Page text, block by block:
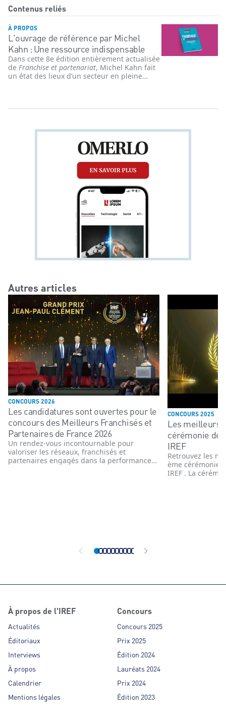
Contenus reliés
À PROPOS
L'ouvrage de référence par Michel
Kahn : Une ressource indispensable
Dans cette 8e édition entièrement actualisée
de Franchise et partenariat, Michel Kahn fait
un état des lieux d’un secteur en pleine
le développement d'un réseau, notamment :
éviter, quelles nouveautés contractuelles et
Autres articles
CONCOURS 2026
Les candidatures sont ouvertes pour le
concours des Meilleurs Franchisés et
Partenaires de France 2026
Un rendez-vous incontournable pour
valoriser les réseaux, franchisés et
partenaires engagés dans la performance
CONCOURS 2025
Les meilleurs
cérémonie de
IREF
Retrouvez les
ème cérémonie
IREF . La
À propos de l'IREF
Actualités
Éditoriaux
Interviews
À propos
Calendrier
Mentions légales
Concours
Concours 2025
Prix 2025
Édition 2024
Lauréats 2024
Prix 2024
Édition 2023